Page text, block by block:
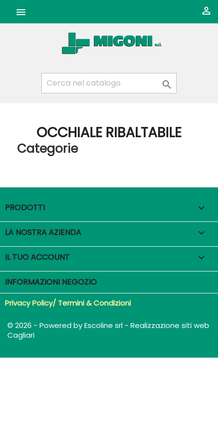
 

OCCHIALE RIBALTABILE
Categorie
PRODOTTI 
LA NOSTRA AZIENDA 
IL TUO ACCOUNT 
INFORMAZIONI NEGOZIO
Privacy Policy/ Termini & Condizioni
© 2026 - Powered by Escoline srl - Realizzazione siti web
Cagliari